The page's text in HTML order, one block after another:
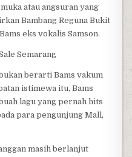
atau angsuran yang
Bambang Reguna Bukit
eks vokalis Samson.
berarti Bams vakum
istimewa itu, Bams
lagu yang pernah hits
para pengunjung Mall,
masih berlanjut